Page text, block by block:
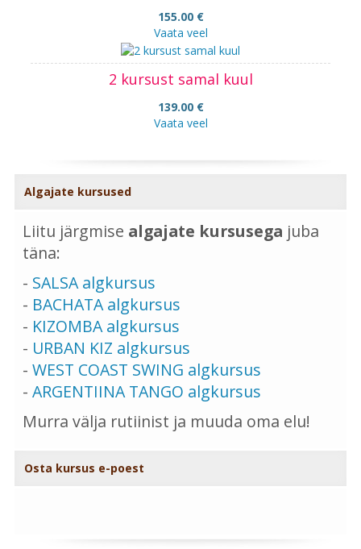
155.00 €
Vaata veel
2 kursust samal kuul
139.00 €
Vaata veel
Algajate kursused
Liitu järgmise algajate kursusega juba
täna:
- SALSA algkursus
- BACHATA algkursus
- KIZOMBA algkursus
- URBAN KIZ algkursus
- WEST COAST SWING algkursus
- ARGENTIINA TANGO algkursus
Murra välja rutiinist ja muuda oma elu!
Osta kursus e-poest